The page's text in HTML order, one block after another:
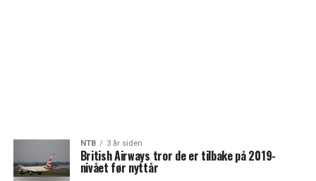
NTB 3 år siden
British Airways tror de er tilbake på 2019-
nivået før nyttår